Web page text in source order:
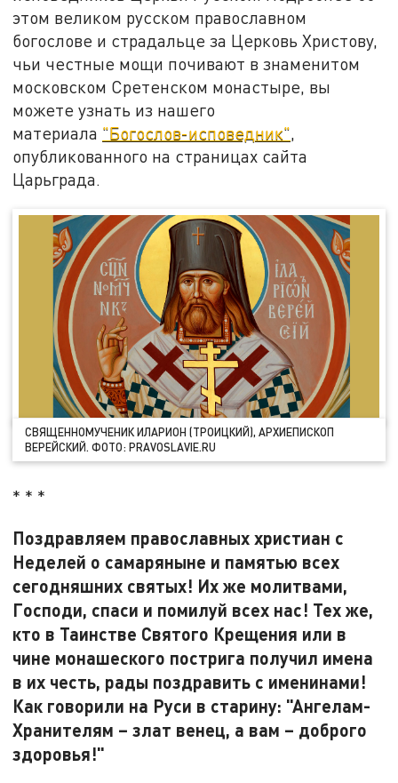
этом великом русском православном
богослове и страдальце за Церковь Христову,
чьи честные мощи почивают в знаменитом
московском Сретенском монастыре, вы
можете узнать из нашего
материала "Богослов-исповедник",
опубликованного на страницах сайта
Царьграда.
СВЯЩЕННОМУЧЕНИК ИЛАРИОН (ТРОИЦКИЙ), АРХИЕПИСКОП
ВЕРЕЙСКИЙ. ФОТО: PRAVOSLAVIE.RU
* * *
Поздравляем православных христиан с
Неделей о самаряныне и памятью всех
сегодняшних святых! Их же молитвами,
Господи, спаси и помилуй всех нас! Тех же,
кто в Таинстве Святого Крещения или в
чине монашеского пострига получил имена
в их честь, рады поздравить с именинами!
Как говорили на Руси в старину: "Ангелам-
Хранителям – злат венец, а вам – доброго
здоровья!"